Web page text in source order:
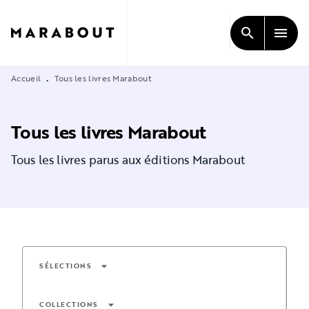
CONTENU
search menu
Accueil • Tous les livres Marabout
Tous les livres Marabout
Tous les livres parus aux éditions Marabout
SÉLECTIONS arrow_drop_down
COLLECTIONS arrow_drop_down